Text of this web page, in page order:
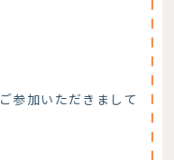
参加いただきまして